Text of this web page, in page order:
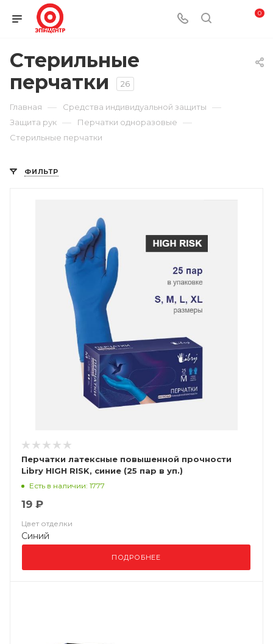
0
Стерильные
перчатки
26
Главная — Средства индивидуальной защиты —
Защита рук — Перчатки одноразовые —
Стерильные перчатки
ФИЛЬТР
Перчатки латексные повышенной прочности
Libry HIGH RISK, синие (25 пар в уп.)
Есть в наличии: 1777
19 ₽
Цвет отделки
Синий
ПОДРОБНЕЕ